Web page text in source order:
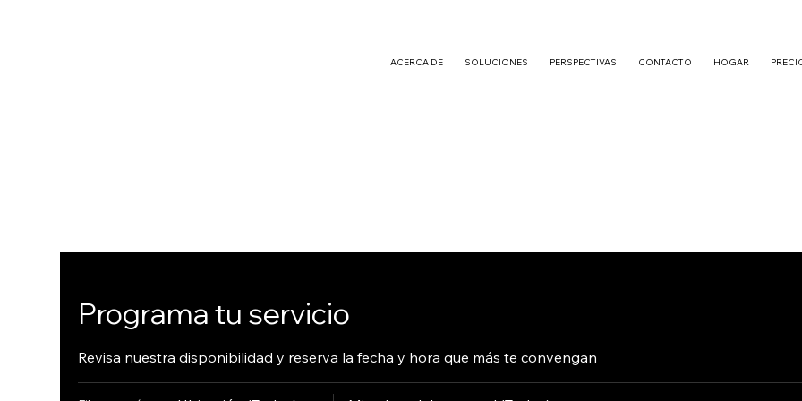
ACERCA DE SOLUCIONES PERSPECTIVAS CONTACTO HOGAR
Programa tu servicio
Revisa nuestra disponibilidad y reserva la fecha y hora que más te convengan